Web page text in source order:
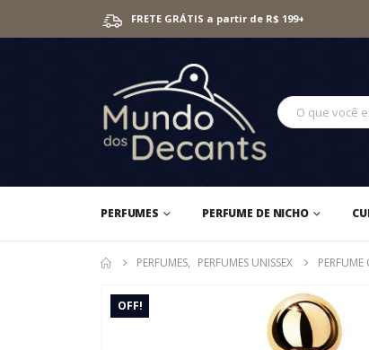
FRETE GRÁTIS a partir de R$ 199+
PERFUMES PERFUME DE NICHO
PERFUMES, PERFUMES UNISSEX PERFUME
OFF!